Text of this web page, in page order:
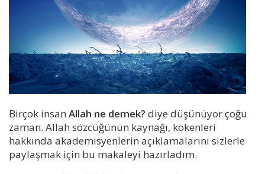
Birçok insan Allah ne demek? diye düşünüyor çoğu
zaman. Allah sözcüğünün kaynağı, kökenleri
hakkında akademisyenlerin açıklamalarını sizlerle
paylaşmak için bu makaleyi hazırladım.